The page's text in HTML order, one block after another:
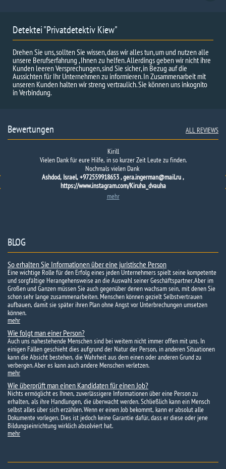
Detektei "Privatdetektiv Kiew"
Drehen Sie uns, sollten Sie wissen, dass wir alles tun, um und nutzen alle
unsere Berufserfahrung , Ihnen zu helfen. Allerdings geben wir nicht ihre
Kunden leeren Versprechungen, sind Sie sicher, in Bezug auf die
Aussichten für Ihr Unternehmen zu informieren. In Zusammenarbeit mit
unseren Kunden halten wir streng vertraulich. Sie können uns inkognito
in Verbindung.
Bewertungen ALL REVIEWS
Kirill
Vielen Dank für eure Hilfe, in so kurzer Zeit Leute zu finden.
Nochmals vielen Dank
Ashdod, Israel, +972559918653 , gera.ingerman@mail.ru ,
https://www.instagram.com/Kiruha_dvauha
mehr
BLOG
So erhalten Sie Informationen über eine juristische Person
Eine wichtige Rolle für den Erfolg eines jeden Unternehmers spielt seine kompetente
und sorgfältige Herangehensweise an die Auswahl seiner Geschäftspartner. Aber im
Großen und Ganzen müssen Sie auch gegenüber denen wachsam sein, mit denen Sie
schon sehr lange zusammenarbeiten. Menschen können gezielt Selbstvertrauen
aufbauen, damit sie später ihren Plan ohne Angst vor Unterbrechungen umsetzen
können.
mehr
Wie folgt man einer Person?
Auch uns nahestehende Menschen sind bei weitem nicht immer offen mit uns. In
einigen Fällen geschieht dies aufgrund der Natur der Person, in anderen Situationen
kann die Absicht bestehen, die Wahrheit aus dem einen oder anderen Grund zu
verbergen. Aber es kann auch andere Menschen verletzen.
mehr
Wie überprüft man einen Kandidaten für einen Job?
Nichts ermöglicht es Ihnen, zuverlässigere Informationen über eine Person zu
erhalten, als ihre Handlungen, die überwacht werden. Schließlich kann ein Mensch
selbst alles über sich erzählen. Wenn er einen Job bekommt, kann er absolut alle
Dokumente vorlegen. Dies ist jedoch keine Garantie dafür, dass er diese oder jene
Bildungseinrichtung wirklich absolviert hat.
mehr